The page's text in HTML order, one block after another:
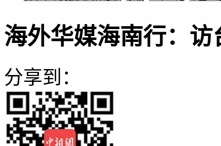
海外华媒海南行：访
分享到：